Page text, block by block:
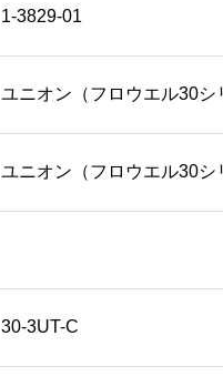
1-3829-01
ユニオン（フロウエル30シ
ユニオン（フロウエル30シ
30-3UT-C